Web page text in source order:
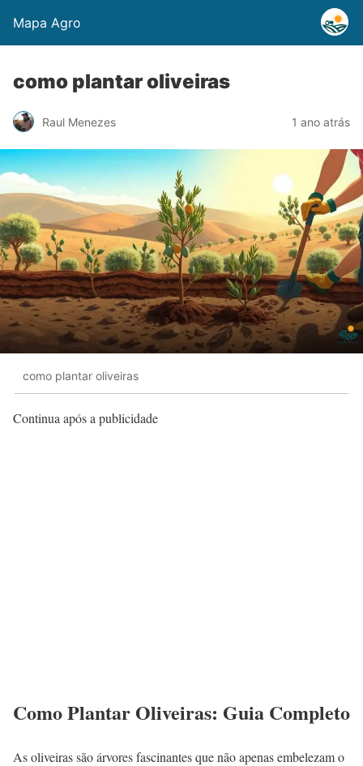
Mapa Agro
como plantar oliveiras
Raul Menezes 1 ano atrás
como plantar oliveiras
Continua após a publicidade
Como Plantar Oliveiras: Guia Completo
As oliveiras são árvores fascinantes que não apenas embelezam o